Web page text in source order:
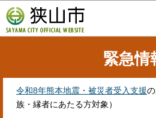
の
ペ
緊急情
令和8年熊本地震・被災者受入支援
族・縁者にあたる方対象）